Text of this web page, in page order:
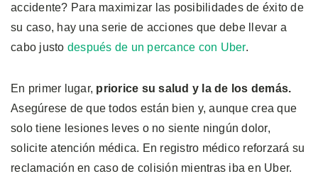
accidente? Para maximizar las posibilidades de éxito de
su caso, hay una serie de acciones que debe llevar a
cabo justo después de un percance con Uber.
En primer lugar, priorice su salud y la de los demás.
Asegúrese de que todos están bien y, aunque crea que
solo tiene lesiones leves o no siente ningún dolor,
solicite atención médica. En registro médico reforzará su
reclamación en caso de colisión mientras iba en Uber.